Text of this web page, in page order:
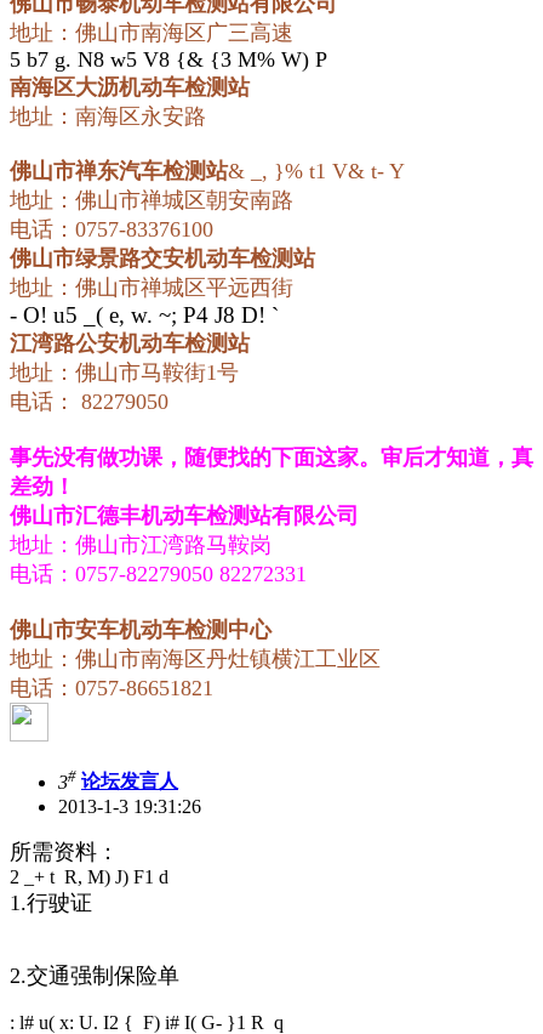
地址：佛山市南海区广三高速
5 b7 g. N8 w5 V8 {& {3 M% W) P
南海区大沥机动车检测站
地址：南海区永安路
佛山市禅东汽车检测站& _, }% t1 V& t- Y
地址：佛山市禅城区朝安南路
电话：0757-83376100
佛山市绿景路交安机动车检测站
地址：佛山市禅城区平远西街
- O! u5 _( e, w. ~; P4 J8 D! `
江湾路公安机动车检测站
地址：佛山市马鞍街1号
电话： 82279050
事先没有做功课，随便找的下面这家。审后才知道，真
差劲！
佛山市汇德丰机动车检测站有限公司
地址：佛山市江湾路马鞍岗
电话：0757-82279050 82272331
佛山市安车机动车检测中心
地址：佛山市南海区丹灶镇横江工业区
电话：0757-86651821
3# 论坛发言人
2013-1-3 19:31:26
所需资料：
2 _+ t R, M) J) F1 d
1.行驶证
2.交通强制保险单
: l# u( x: U. I2 { F) i# I( G- }1 R q